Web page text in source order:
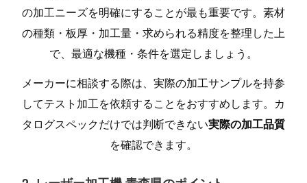
の加工ニーズを明確にすることが最も重要です。素材
の種類・板厚・加工量・求められる精度を整理した上
で、最適な機種・条件を選定しましょう。
メーカーに相談する際は、実際の加工サンプルを持参
してテスト加工を依頼することをおすすめします。カ
タログスペックだけでは判断できない実際の加工品質
を確認できます。